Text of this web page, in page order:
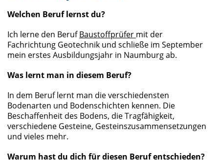
Welchen Beruf lernst du?
Ich lerne den BerufBaustoffprüfer mit der
Fachrichtung Geotechnik und schließe im September
mein erstes Ausbildungsjahr in Naumburg ab.
Was lernt man in diesem Beruf?
In dem Beruf lernt man die verschiedensten
Bodenarten und Bodenschichten kennen. Die
Beschaffenheit des Bodens, die Tragfähigkeit,
verschiedene Gesteine, Gesteinszusammensetzungen
und vieles mehr.
Warum hast du dich für diesen Beruf entschieden?